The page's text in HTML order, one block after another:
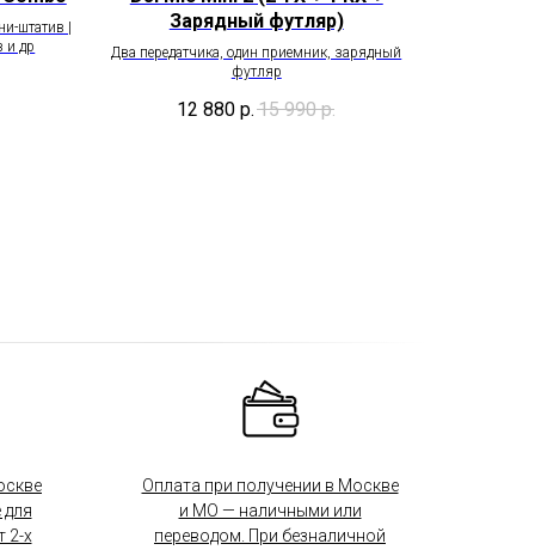
штатив |
и др
Зарядный футляр)
Два передатчика, один приемник, зарядный
футляр
12 880 р. 15 990 р.
для
2-х
Оплата при получении в Москве
и МО — наличными или
переводом. При безналичной